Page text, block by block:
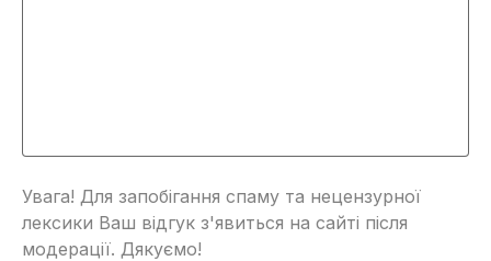
Увага! Для запобігання спаму та нецензурної
лексики Ваш відгук з'явиться на сайті після
модерації. Дякуємо!